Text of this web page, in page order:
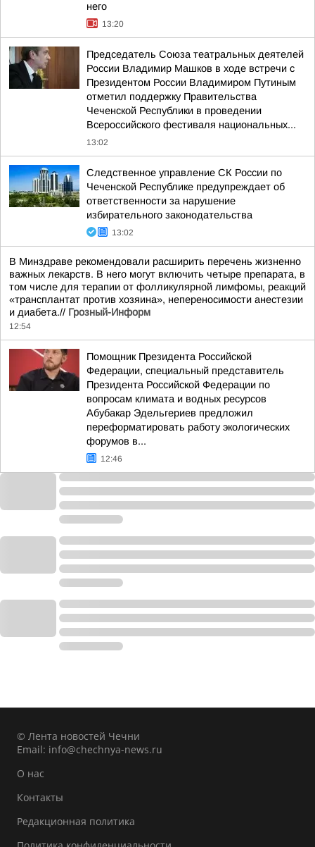
него
13:20
Председатель Союза театральных деятелей
России Владимир Машков в ходе встречи с
Президентом России Владимиром Путиным
отметил поддержку Правительства
Чеченской Республики в проведении
Всероссийского фестиваля национальных...
13:02
Следственное управление СК России по
Чеченской Республике предупреждает об
ответственности за нарушение
избирательного законодательства
13:02
В Минздраве рекомендовали расширить перечень жизненно
важных лекарств. В него могут включить четыре препарата, в
том числе для терапии от фолликулярной лимфомы, реакций
«трансплантат против хозяина», непереносимости анестезии
и диабета.// Грозный-Информ
12:54
Помощник Президента Российской
Федерации, специальный представитель
Президента Российской Федерации по
вопросам климата и водных ресурсов
Абубакар Эдельгериев предложил
переформатировать работу экологических
форумов в...
12:46
© Лента новостей Чечни
Email: info@chechnya-news.ru
О нас
Контакты
Редакционная политика